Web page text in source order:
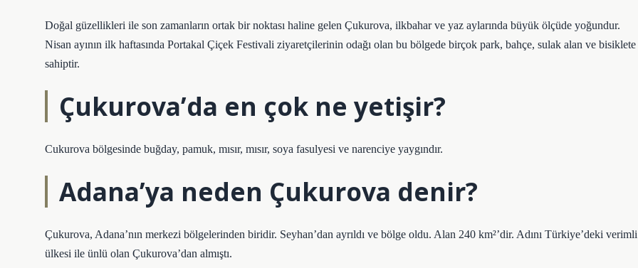
Doğal güzellikleri ile son zamanların ortak bir noktası haline gelen Çukurova, ilkbahar ve yaz aylarında büyük ölçüde yoğundur.
Nisan ayının ilk haftasında Portakal Çiçek Festivali ziyaretçilerinin odağı olan bu bölgede birçok park, bahçe, sulak alan ve bisiklete
sahiptir.
Çukurova’da en çok ne yetişir?
Cukurova bölgesinde buğday, pamuk, mısır, mısır, soya fasulyesi ve narenciye yaygındır.
Adana’ya neden Çukurova denir?
Çukurova, Adana’nın merkezi bölgelerinden biridir. Seyhan’dan ayrıldı ve bölge oldu. Alan 240 km²’dir. Adını Türkiye’deki verimli
ülkesi ile ünlü olan Çukurova’dan almıştı.